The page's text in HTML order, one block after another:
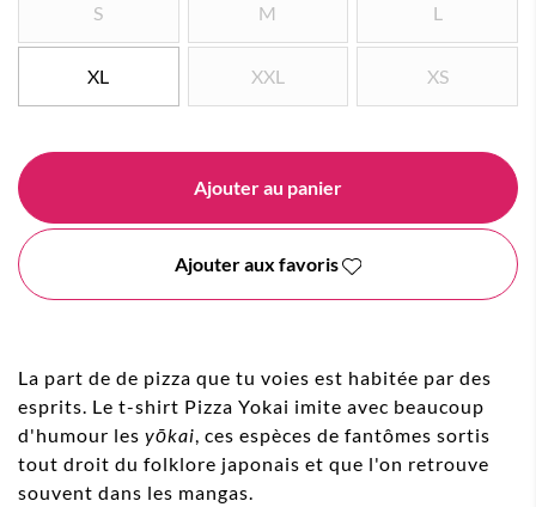
S M L
XL XXL XS
Ajouter au panier
Ajouter aux favoris
La part de de pizza que tu voies est habitée par des
esprits. Le t-shirt Pizza Yokai imite avec beaucoup
d'humour les yōkai, ces espèces de fantômes sortis
tout droit du folklore japonais et que l'on retrouve
souvent dans les mangas.